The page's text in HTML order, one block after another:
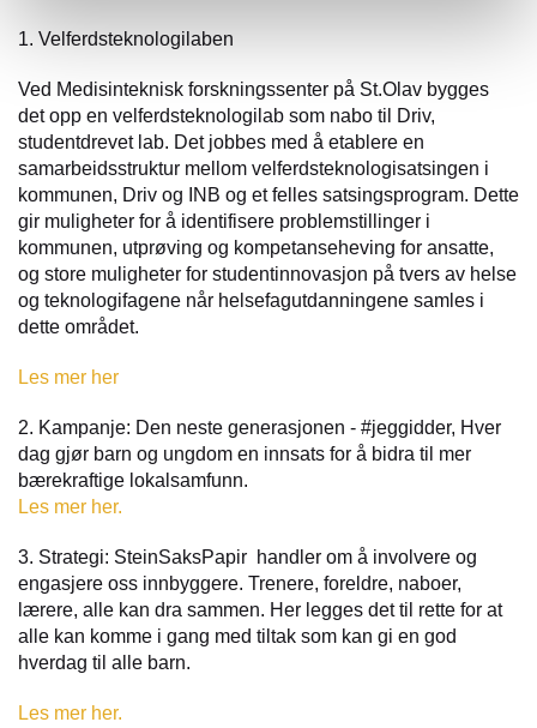
1. Velferdsteknologilaben
Ved Medisinteknisk forskningssenter på St.Olav bygges
det opp en velferdsteknologilab som nabo til Driv,
studentdrevet lab. Det jobbes med å etablere en
samarbeidsstruktur mellom velferdsteknologisatsingen i
kommunen, Driv og INB og et felles satsingsprogram. Dette
gir muligheter for å identifisere problemstillinger i
kommunen, utprøving og kompetanseheving for ansatte,
og store muligheter for studentinnovasjon på tvers av helse
og teknologifagene når helsefagutdanningene samles i
dette området.
Les mer her
2. Kampanje: Den neste generasjonen - #jeggidder, Hver
dag gjør barn og ungdom en innsats for å bidra til mer
bærekraftige lokalsamfunn.
Les mer her.
3. Strategi: SteinSaksPapir handler om å involvere og
engasjere oss innbyggere. Trenere, foreldre, naboer,
lærere, alle kan dra sammen. Her legges det til rette for at
alle kan komme i gang med tiltak som kan gi en god
hverdag til alle barn.
Les mer her.